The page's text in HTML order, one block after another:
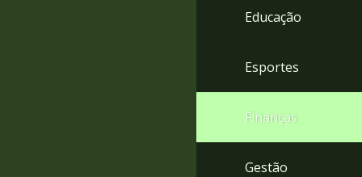
Educação
Esportes
Finanças
Gestão